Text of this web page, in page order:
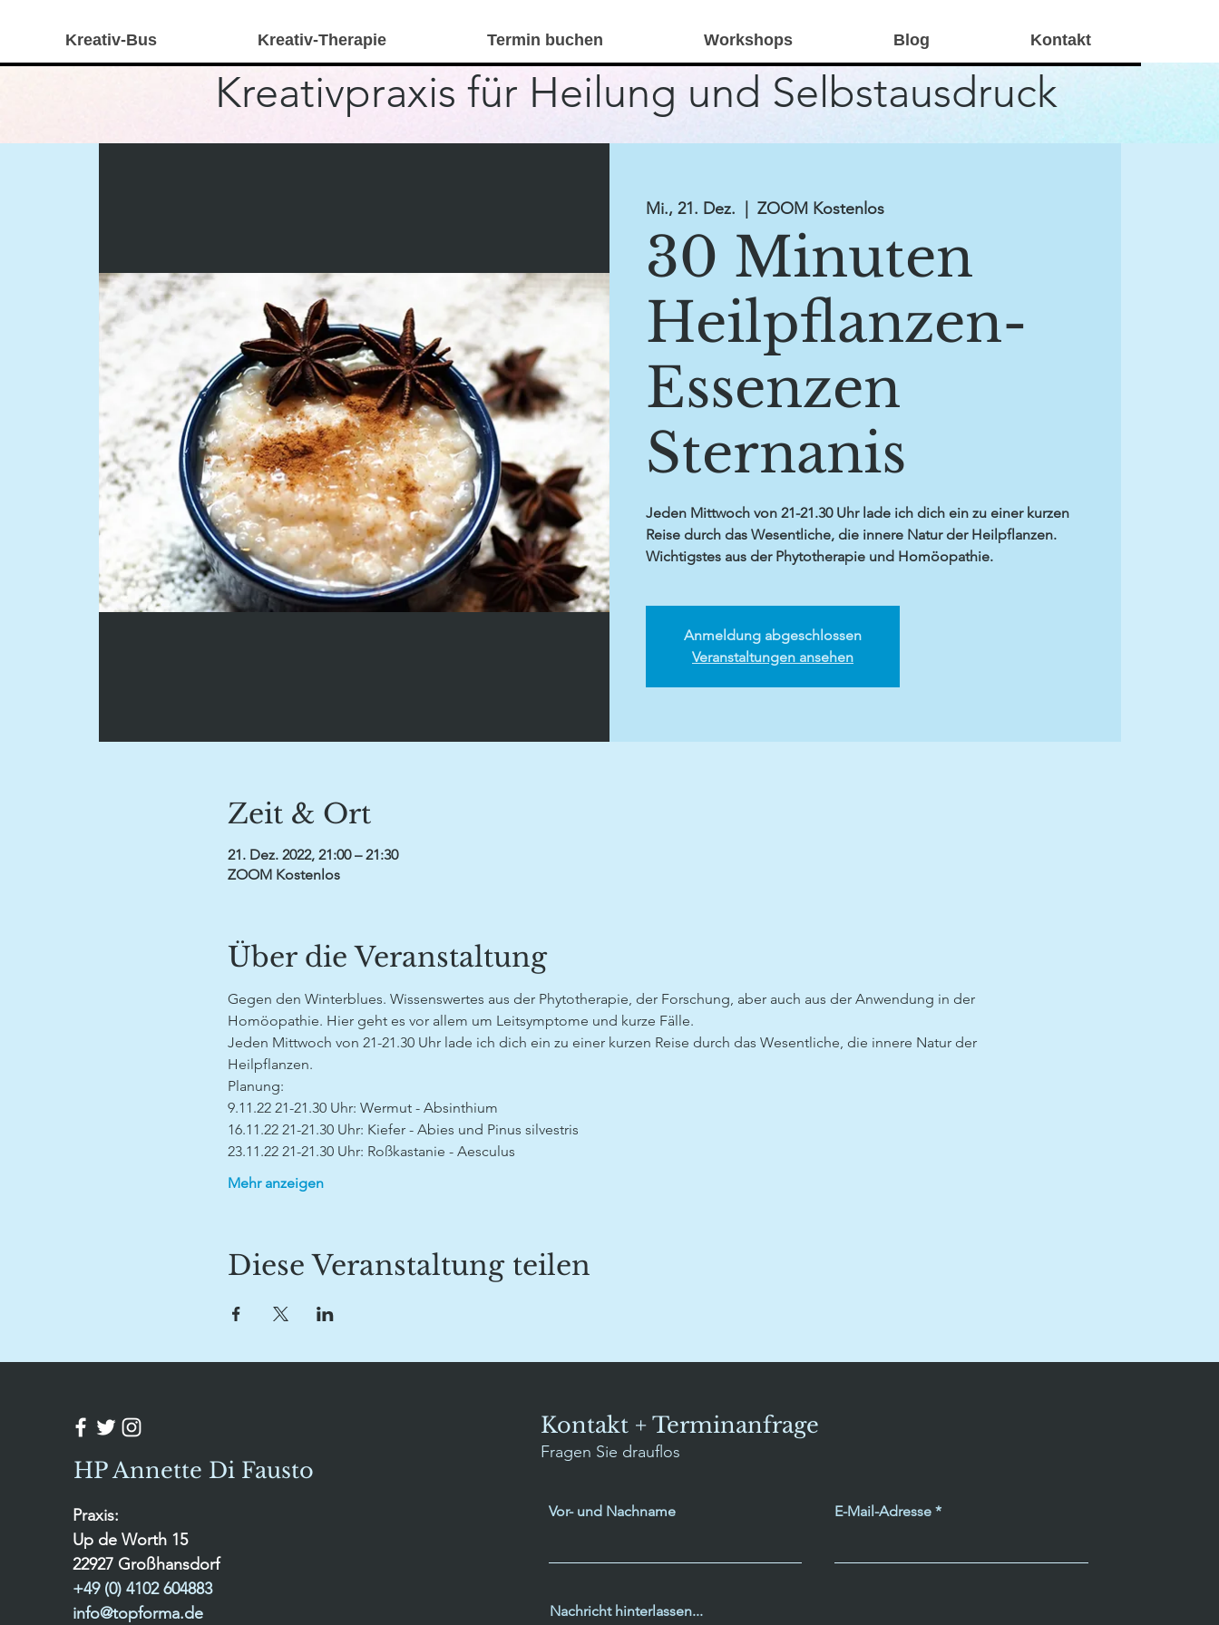
Kreativ-Bus Kreativ-Therapie Termin buchen Workshops Blog Kontakt
Kreativpraxis für Heilung und Selbstausdruck
Mi., 21. Dez. ZOOM Kostenlos
30 Minuten
Heilpflanzen-
Essenzen
Sternanis
Jeden Mittwoch von 21-21.30 Uhr lade ich dich ein zu einer kurzen
Reise durch das Wesentliche, die innere Natur der Heilpflanzen.
Wichtigstes aus der Phytotherapie und Homöopathie.
Anmeldung abgeschlossen
Veranstaltungen ansehen
Zeit & Ort
21. Dez. 2022, 21:00 – 21:30
ZOOM Kostenlos
Über die Veranstaltung
Gegen den Winterblues. Wissenswertes aus der Phytotherapie, der Forschung, aber auch aus der Anwendung in der
Homöopathie. Hier geht es vor allem um Leitsymptome und kurze Fälle.
Jeden Mittwoch von 21-21.30 Uhr lade ich dich ein zu einer kurzen Reise durch das Wesentliche, die innere Natur der
Heilpflanzen.
Planung:
9.11.22 21-21.30 Uhr: Wermut - Absinthium
16.11.22 21-21.30 Uhr: Kiefer - Abies und Pinus silvestris
23.11.22 21-21.30 Uhr: Roßkastanie - Aesculus
Mehr anzeigen
Diese Veranstaltung teilen
HP Annette Di Fausto
Praxis:
Up de Worth 15
22927 Großhansdorf
+49 (0) 4102 604883
info@topforma.de
Kontakt + Terminanfrage
Fragen Sie drauflos
Vor- und Nachname E-Mail-Adresse
Nachricht hinterlassen...